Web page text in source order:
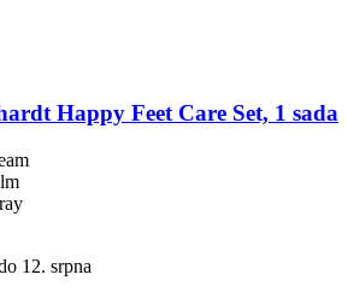
Happy Feet Care Set, 1 sada
12. srpna